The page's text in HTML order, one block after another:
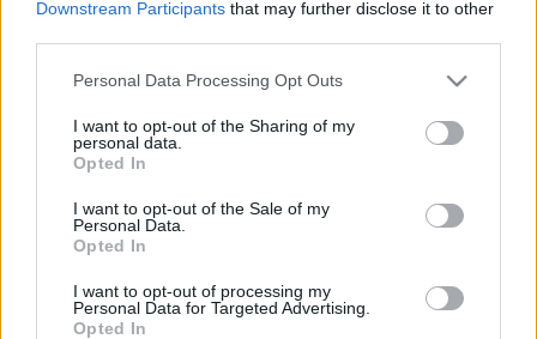
Downstream Participants that may further disclose it to other
Please note that this website/app uses one or more Google
not limited to your visit or usage behaviour. You may click to
grant or deny consent to Google and its third-party tags to
use your data for below specified purposes in below Google
consent section.
Personal Data Processing Opt Outs
I want to opt-out of the Sharing of my
personal data.
Opted In
I want to opt-out of the Sale of my
Personal Data.
Opted In
I want to opt-out of processing my
Personal Data for Targeted Advertising.
Opted In
Helyi hírek
Amire többmillióan vártunk: szombattól
Egyetlen, fél évszázados vezetéken múlt
Bicske vízellátása